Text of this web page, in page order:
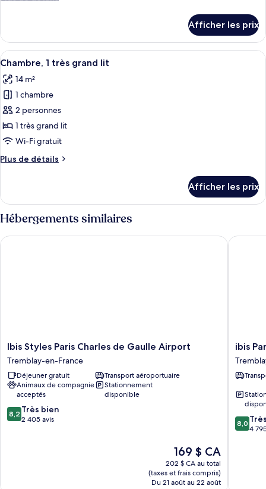
chambre :
très
grand
lit
(High
Floor)
Chambre,
très
lit
(High
Afficher les prix
Afficher
toutes
les
photos
pour
ce
type
chambre :
très
grand
lit
Une chambre d’hôtel moderne
6
Chambre, 1 très grand lit
14 m²
1 chambre
2 personnes
1 très grand lit
Wi-Fi gratuit
Plus de détails
Plus
Chambre,
très
lit
Afficher les prix
Hébergements similaires
Ibis
Styles
Paris
Charles
de
Gaulle
Airport
Tremblay-
Ibis Styles Paris Charles de Gaulle Airport
Tremblay-en-France
Déjeuner gratuit
Transport aéroportuaire
Animaux de compagnie
acceptés
Stationnement
disponible
8.2
sur
8,2 Très bien
2 405 avis
Le
prix
est
de
169 $ CA
202 $ CA au total
(taxes et frais compris)
Du 21 août au 22 août
Ibis Styles Paris Charles de Gaulle Airport
ibis
Paris
CDG
Airport
en-
France
ibis
8.0
sur
8,0
4
ibis